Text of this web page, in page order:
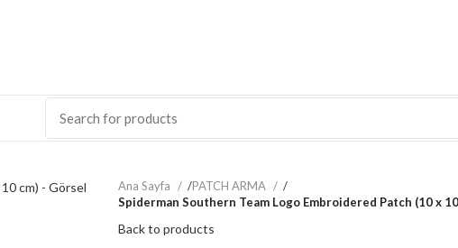
Ana Sayfa /PATCH ARMA
/
Spiderman Southern Team Logo Embroidered Patch (10 x
Back to products